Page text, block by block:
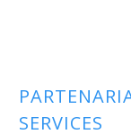
SERVICES